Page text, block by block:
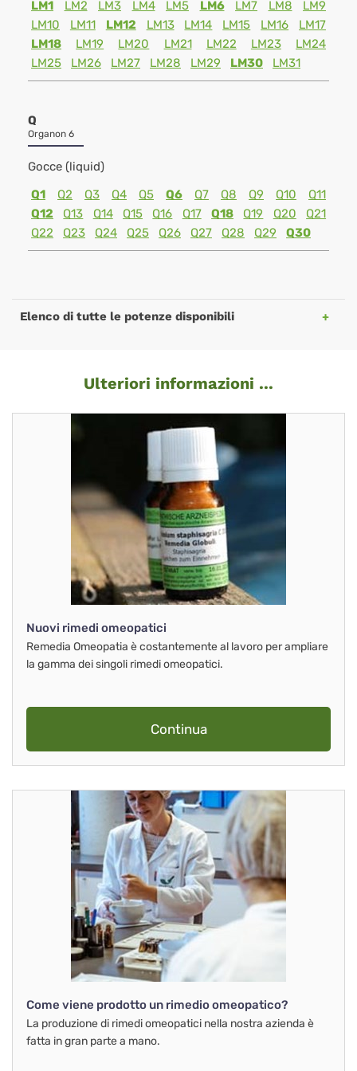
LM1 LM2 LM3 LM4 LM5 LM6 LM7 LM8
LM9
LM10
LM11 LM12 LM13 LM14 LM15 LM16
LM17
LM18
LM19 LM20 LM21 LM22 LM23
LM24
LM25
LM26 LM27 LM28 LM29 LM30 LM31
Q
Organon 6
Gocce (liquid)
Q1
Q2 Q3 Q4 Q5 Q6 Q7 Q8 Q9 Q10
Q11
Q12
Q13 Q14 Q15 Q16 Q17 Q18 Q19 Q20
Q21
Q22
Q23 Q24 Q25 Q26 Q27 Q28 Q29 Q30
Elenco di tutte le potenze disponibili
Ulteriori informazioni ...
Nuovi rimedi omeopatici
Remedia Omeopatia è costantemente al lavoro per ampliare
la gamma dei singoli rimedi omeopatici.
Continua
Come viene prodotto un rimedio omeopatico?
La produzione di rimedi omeopatici nella nostra azienda è
fatta in gran parte a mano.